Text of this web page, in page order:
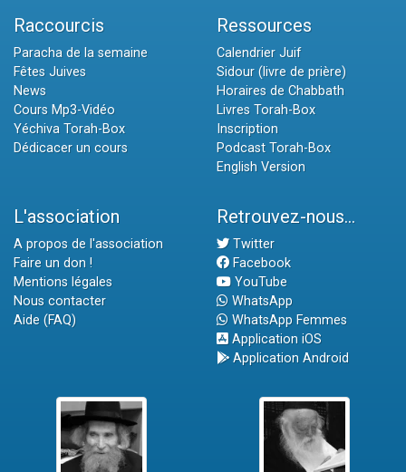
Raccourcis
Paracha de la semaine
Fêtes Juives
News
Cours Mp3-Vidéo
Yéchiva Torah-Box
Dédicacer un cours
Ressources
Calendrier Juif
Sidour (livre de prière)
Horaires de Chabbath
Livres Torah-Box
Inscription
Podcast Torah-Box
English Version
L'association
A propos de l'association
Faire un don !
Mentions légales
Nous contacter
Aide (FAQ)
Retrouvez-nous...
Twitter
Facebook
YouTube
WhatsApp
WhatsApp Femmes
Application iOS
Application Android